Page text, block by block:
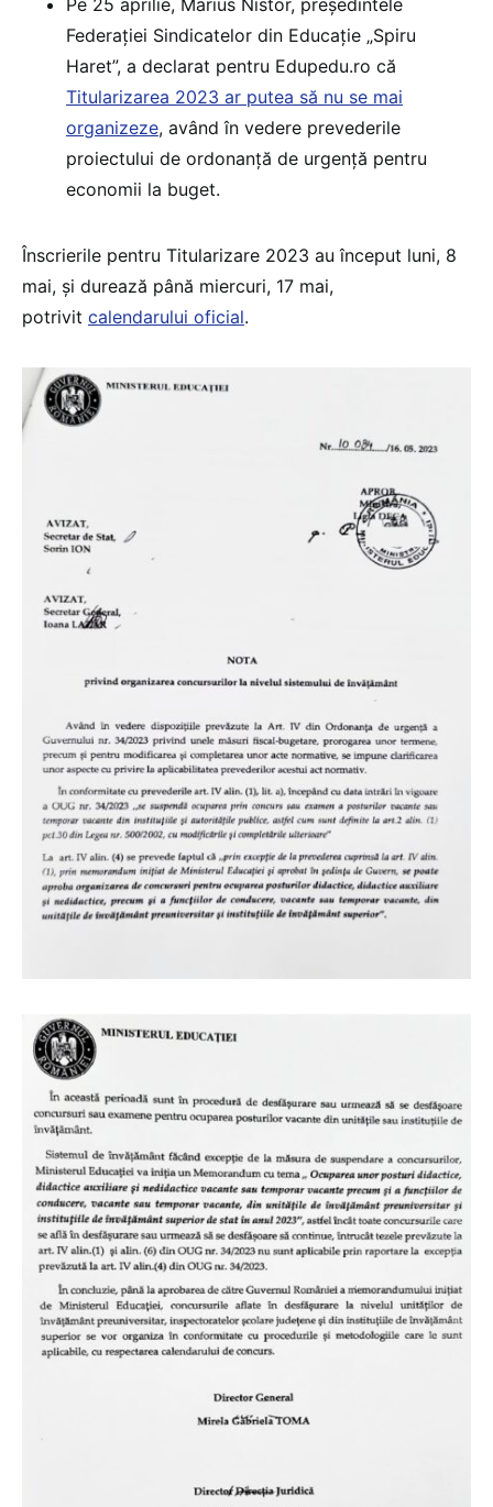
Federației Sindicatelor din Educație „Spiru
Haret”, a declarat pentru Edupedu.ro că
Titularizarea 2023 ar putea să nu se mai
organizeze, având în vedere prevederile
proiectului de ordonanță de urgență pentru
economii la buget.
Înscrierile pentru Titularizare 2023 au început luni, 8
mai, și durează până miercuri, 17 mai,
potrivit calendarului oficial.